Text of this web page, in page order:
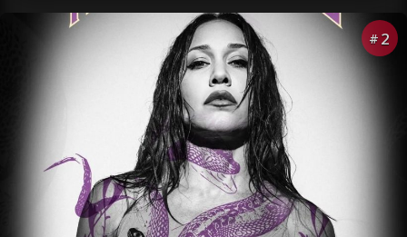
# 2